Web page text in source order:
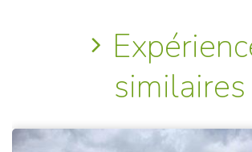
similaires